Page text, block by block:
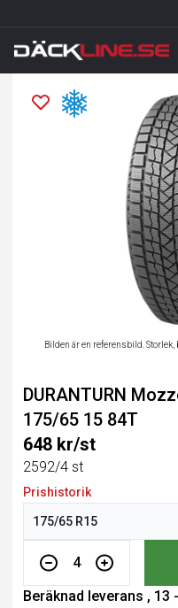
Bilden är en referensbild.
DURANTURN
175/65 15 84T
648 kr/st
2592/4 st
Prishistorik
4
Beräknad leverans , 13